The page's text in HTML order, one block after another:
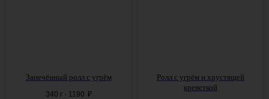
Запечённый ролл с угрём
340 г · 1190 ₽
Ролл с угрём и хрустящей
креветкой